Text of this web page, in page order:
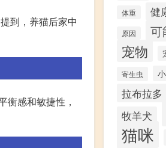
到，养猫后家中
衡感和敏捷性，
体重 健
原因 可
宠物
寄生虫
拉布拉多
牧羊犬
猫咪